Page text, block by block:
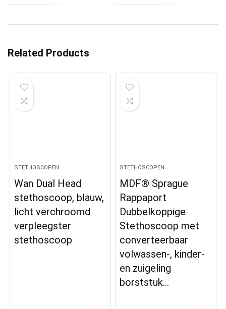
Related Products
STETHOSCOPEN
Wan Dual Head
stethoscoop, blauw,
licht verchroomd
verpleegster
stethoscoop
STETHOSCOPEN
MDF® Sprague
Rappaport
Dubbelkoppige
Stethoscoop met
converteerbaar
volwassen-, kinder-
en zuigeling
borststuk…